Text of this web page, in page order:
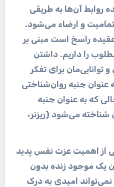
روابط آن‌ها به طریقی
و ارضاء می‌شود.
راسخ است مبنی بر
مطلوب را داریم. داشتن
توانایی‌مان برای تفکر
جنبه روان‌شناختی
که به عنوان جنبه
شناخته می‌شود (ریزنر،
از اهمیت عزت نفس پدید
یک موجود زنده بدون
امیدی به درک